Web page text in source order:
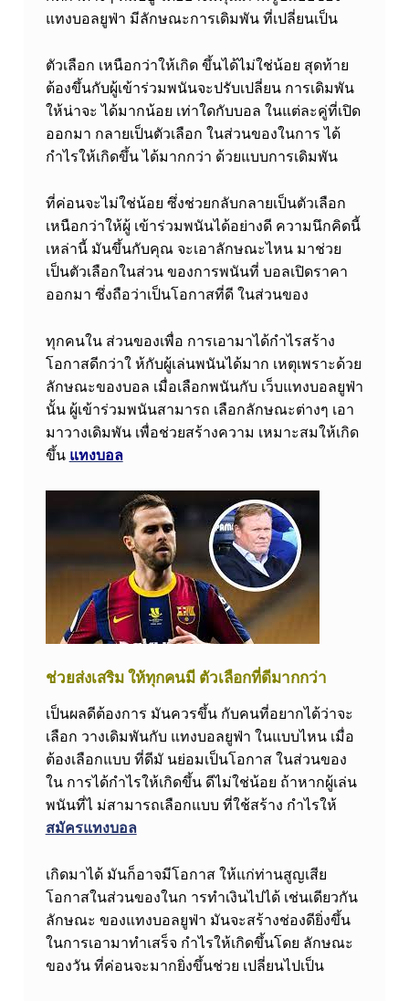
แทงบอลยูฟ่า มีลักษณะการเดิมพัน ที่เปลี่ยนเป็น
ตัวเลือก เหนือกว่าให้เกิด ขึ้นได้ไม่ใช่น้อย สุดท้าย
ต้องขึ้นกับผู้เข้าร่วมพนันจะปรับเปลี่ยน การเดิมพัน
ให้น่าจะ ได้มากน้อย เท่าใดกับบอล ในแต่ละคู่ที่เปิด
ออกมา กลายเป็นตัวเลือก ในส่วนของในการ ได้
กำไรให้เกิดขึ้น ได้มากกว่า ด้วยแบบการเดิมพัน
ที่ค่อนจะไม่ใช่น้อย ซึ่งช่วยกลับกลายเป็นตัวเลือก
เหนือกว่าให้ผู้ เข้าร่วมพนันได้อย่างดี ความนึกคิดนี้
เหล่านี้ มันขึ้นกับคุณ จะเอาลักษณะไหน มาช่วย
เป็นตัวเลือกในส่วน ของการพนันที่ บอลเปิดราคา
ออกมา ซึ่งถือว่าเป็นโอกาสที่ดี ในส่วนของ
ทุกคนใน ส่วนของเพื่อ การเอามาได้กำไรสร้าง
โอกาสดีกว่าใ ห้กับผู้เล่นพนันได้มาก เหตุเพราะด้วย
ลักษณะของบอล เมื่อเลือกพนันกับ เว็บแทงบอลยูฟ่า
นั้น ผู้เข้าร่วมพนันสามารถ เลือกลักษณะต่างๆ เอา
มาวางเดิมพัน เพื่อช่วยสร้างความ เหมาะสมให้เกิด
ขึ้น แทงบอล
ช่วยส่งเสริม ให้ทุกคนมี ตัวเลือกที่ดีมากกว่า
เป็นผลดีต้องการ มันควรขึ้น กับคนที่อยากได้ว่าจะ
เลือก วางเดิมพันกับ แทงบอลยูฟ่า ในแบบไหน เมื่อ
ต้องเลือกแบบ ที่ดีมั นย่อมเป็นโอกาส ในส่วนของ
ใน การได้กำไรให้เกิดขึ้น ดีไม่ใช่น้อย ถ้าหากผู้เล่น
พนันที่ไ ม่สามารถเลือกแบบ ที่ใช้สร้าง กำไรให้
สมัครแทงบอล
เกิดมาได้ มันก็อาจมีโอกาส ให้แก่ท่านสูญเสีย
โอกาสในส่วนของในก ารทำเงินไปได้ เช่นเดียวกัน
ลักษณะ ของแทงบอลยูฟ่า มันจะสร้างช่องดียิ่งขึ้น
ในการเอามาทำเสร็จ กำไรให้เกิดขึ้นโดย ลักษณะ
ของวัน ที่ค่อนจะมากยิ่งขึ้นช่วย เปลี่ยนไปเป็น